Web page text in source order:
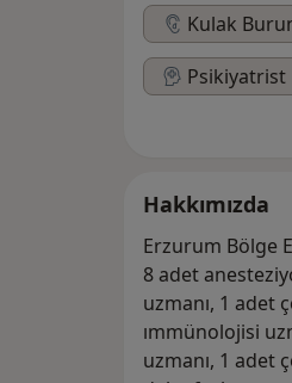
Kulak
Psikiyatrist
Hakkımızda
Erzurum Bölge
8 adet
uzmanı, 1 adet
ımmünolojisi
uzmanı, 1 adet